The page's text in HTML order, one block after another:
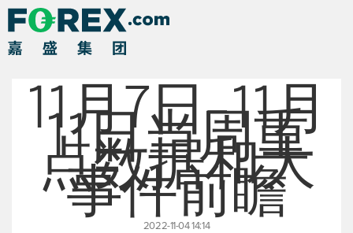
11月7日-11月
11日当周重
点数据和大
事件前瞻
2022-11-04 14:14